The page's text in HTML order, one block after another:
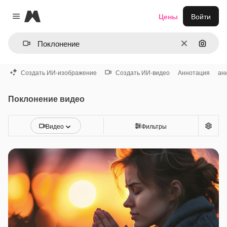
Close menu
Magnific
ОчиститьПоиск
Цены Войти
Создать ИИ-изображение Создать ИИ-видео Аннотация
Поклонение видео
Видео Фильтры